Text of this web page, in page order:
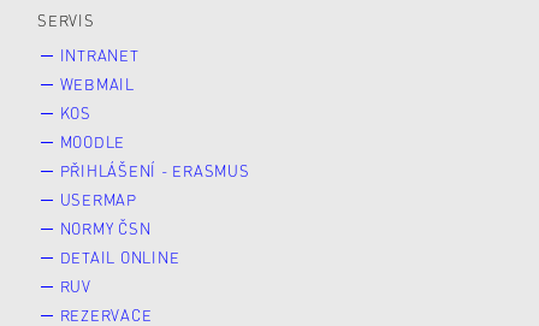
SERVIS
INTRANET
WEBMAIL
KOS
MOODLE
PŘIHLÁŠENÍ - ERASMUS
USERMAP
NORMY ČSN
DETAIL ONLINE
RUV
REZERVACE